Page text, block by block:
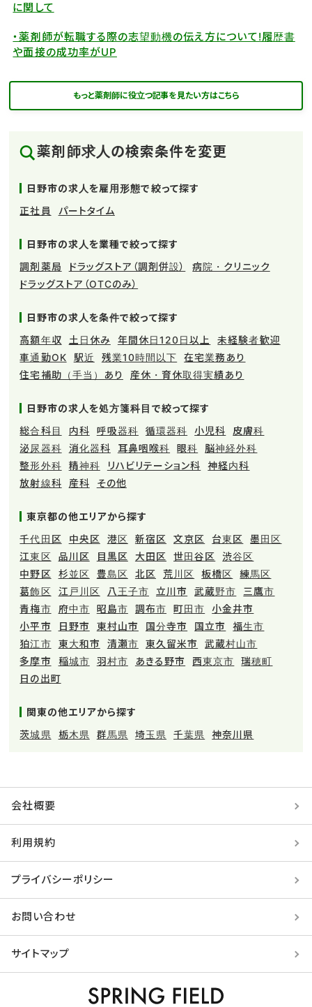
に関して
・薬剤師が転職する際の志望動機の伝え方について!履歴書
や面接の成功率がUP
もっと薬剤師に役立つ記事を見たい方はこちら
薬剤師求人の検索条件を変更
日野市の求人を雇用形態で絞って探す
正社員
パートタイム
日野市の求人を業種で絞って探す
調剤薬局
ドラッグストア（調剤併設）
病院・クリニック
ドラッグストア（OTCのみ）
日野市の求人を条件で絞って探す
高額年収
土日休み 年間休日120日以上
未経験者歓迎
車通勤OK
駅近 残業10時間以下
在宅業務あり
住宅補助（手当）あり
産休・育休取得実績あり
日野市の求人を処方箋科目で絞って探す
総合科目
内科 呼吸器科 循環器科 小児科
皮膚科
泌尿器科
消化器科 耳鼻咽喉科 眼科
脳神経外科
整形外科
精神科 リハビリテーション科
神経内科
放射線科
産科 その他
東京都の他エリアから探す
千代田区
中央区 港区 新宿区 文京区 台東区
墨田区
江東区
品川区 目黒区 大田区 世田谷区
渋谷区
中野区
杉並区 豊島区 北区 荒川区 板橋区
練馬区
葛飾区
江戸川区 八王子市 立川市 武蔵野市
三鷹市
青梅市
府中市 昭島市 調布市 町田市
小金井市
小平市
日野市 東村山市 国分寺市 国立市
福生市
狛江市
東大和市 清瀬市 東久留米市
武蔵村山市
多摩市
稲城市 羽村市 あきる野市 西東京市
瑞穂町
日の出町
関東の他エリアから探す
茨城県
栃木県 群馬県 埼玉県 千葉県 神奈川県
会社概要
利用規約
プライバシーポリシー
お問い合わせ
サイトマップ